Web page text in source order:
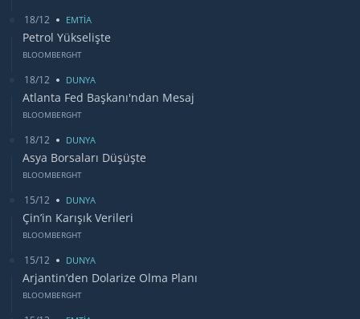
18/12 EMTİA
Petrol Yükselişte
BLOOMBERGHT
18/12 DUNYA
Atlanta Fed Başkanı'ndan Mesaj
BLOOMBERGHT
18/12 DUNYA
Asya Borsaları Düşüşte
BLOOMBERGHT
15/12 DUNYA
Çin’in Karışık Verileri
BLOOMBERGHT
15/12 DUNYA
Arjantin’den Dolarize Olma Planı
BLOOMBERGHT